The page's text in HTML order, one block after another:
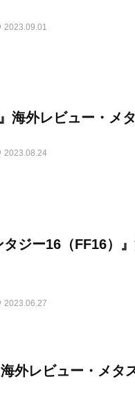
2023.09.01
海外レビュー・メ
2023.08.24
タジー16（FF16）
2023.06.27
外レビュー・メタ